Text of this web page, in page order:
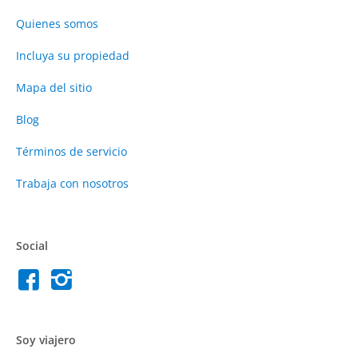
Quienes somos
Incluya su propiedad
Mapa del sitio
Blog
Términos de servicio
Trabaja con nosotros
Social
Soy viajero